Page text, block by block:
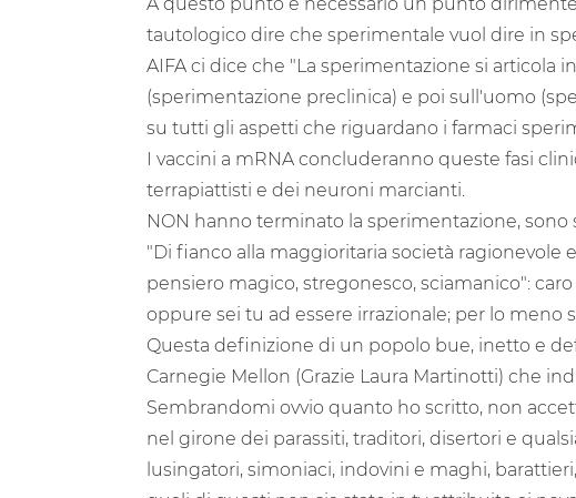
tautologico dire che sperimentale vuol dire in
AIFA ci dice che "La sperimentazione si articola
(sperimentazione preclinica) e poi sull'uomo
su tutti gli aspetti che riguardano i farmaci
I vaccini a mRNA concluderanno queste fasi
terrapiattisti e dei neuroni marcianti.
NON hanno terminato la sperimentazione,
"Di fianco alla maggioritaria società ragionevole
pensiero magico, stregonesco, sciamanico":
oppure sei tu ad essere irrazionale; per lo meno
Questa definizione di un popolo bue, inetto e
Carnegie Mellon (Grazie Laura Martinotti) che
Sembrandomi ovvio quanto ho scritto, non
nel girone dei parassiti, traditori, disertori e
lusingatori, simoniaci, indovini e maghi,